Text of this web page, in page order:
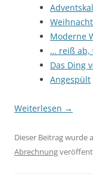
Moderne
… reiß ab,
Das Ding
Angespült
Weiterlesen →
Dieser Beitrag wurde
Abrechnung